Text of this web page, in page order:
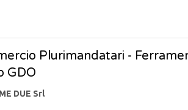
Plurimandatari -
GDO
DUE Srl